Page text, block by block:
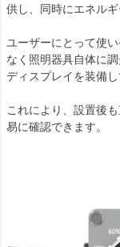
供し、同時にエネルギ
ユーザーにとって使
なく照明器具自体に
ディスプレイを装備し
これにより、設置後
易に確認できます。